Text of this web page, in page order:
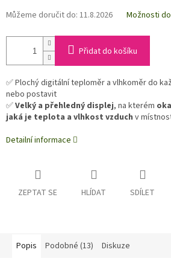
Můžeme doručit do: 11.8.2026 Možnosti
Přidat do košíku
✅ Plochý digitální teploměr a vlhkoměr do
nebo postavit
✅Velký a přehledný displej, na kterém
jaká je teplota a vlhkost vzduch v
Detailní informace
ZEPTAT SE HLÍDAT SDÍLET
Popis Podobné (13) Diskuze